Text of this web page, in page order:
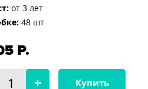
от 3 лет
48 шт
Р.
Купить